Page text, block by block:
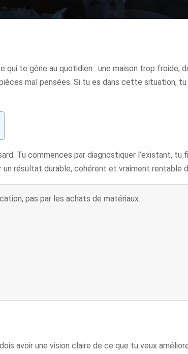
qui te gêne au quotidien : une maison trop froide,
mal pensées. Si tu es dans cette situation,
Tu commences par diagnostiquer l’existant, tu
résultat durable, cohérent et vraiment rentable
pas par les achats de matériaux.
avoir une vision claire de ce que tu veux